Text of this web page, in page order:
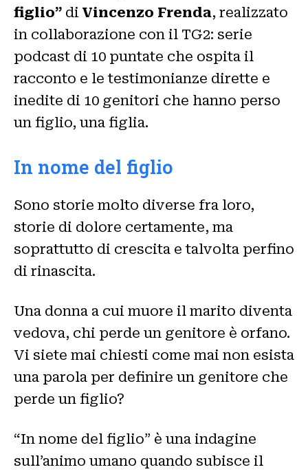
figlio” di Vincenzo Frenda, realizzato
in collaborazione con il TG2: serie
podcast di 10 puntate che ospita il
racconto e le testimonianze dirette e
inedite di 10 genitori che hanno perso
un figlio, una figlia.
In nome del figlio
Sono storie molto diverse fra loro,
storie di dolore certamente, ma
soprattutto di crescita e talvolta perfino
di rinascita.
Una donna a cui muore il marito diventa
vedova, chi perde un genitore è orfano.
Vi siete mai chiesti come mai non esista
una parola per definire un genitore che
perde un figlio?
“In nome del figlio” è una indagine
sull’animo umano quando subisce il